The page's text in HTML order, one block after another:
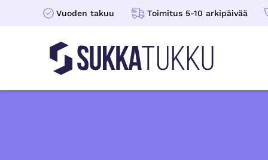
Vuoden takuu Toimitus 5-10 arkipäivää
Sukkatukku